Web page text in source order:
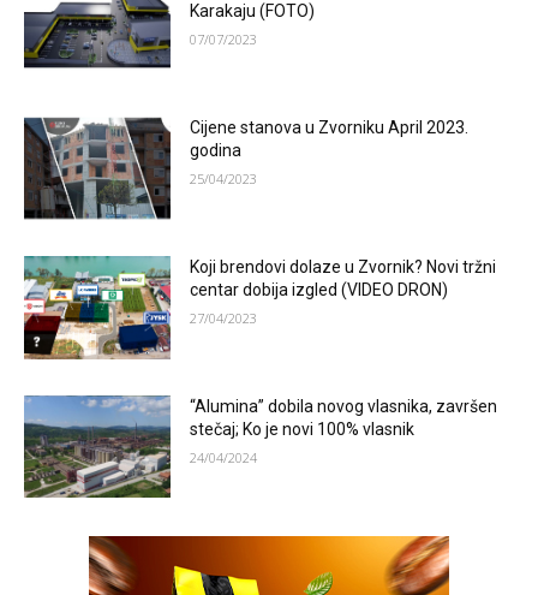
Karakaju (FOTO)
07/07/2023
Cijene stanova u Zvorniku April 2023.
godina
25/04/2023
Koji brendovi dolaze u Zvornik? Novi tržni
centar dobija izgled (VIDEO DRON)
27/04/2023
“Alumina” dobila novog vlasnika, završen
stečaj; Ko je novi 100% vlasnik
24/04/2024